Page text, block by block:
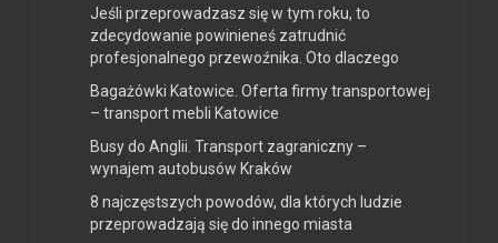
Jeśli przeprowadzasz się w tym roku, to
zdecydowanie powinieneś zatrudnić
profesjonalnego przewoźnika. Oto dlaczego
Bagażówki Katowice. Oferta firmy transportowej
– transport mebli Katowice
Busy do Anglii. Transport zagraniczny –
wynajem autobusów Kraków
8 najczęstszych powodów, dla których ludzie
przeprowadzają się do innego miasta